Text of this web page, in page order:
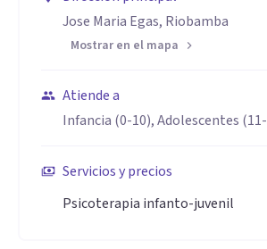
• Abordaje de ansiedad, trauma
dificultades emocionales.
• Orientación y acompañamiento familiar.
• Facilitación de grupos de apoyo para
sobre salud mental.
• Promoción de la salud mental y
Jose Maria Egas, Riobamba
Mostrar en el mapa
Atiende a
Infancia (0-10), Adolescentes
Servicios y precios
Psicoterapia infanto-juvenil